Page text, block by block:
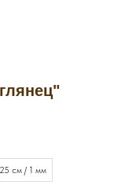
см / 1 мм